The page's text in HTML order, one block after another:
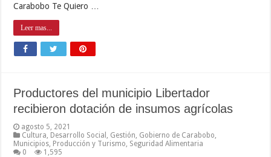
Carabobo Te Quiero …
Leer mas...
Productores del municipio Libertador
recibieron dotación de insumos agrícolas
agosto 5, 2021
Cultura Desarrollo Social Gestión Gobierno de Carabobo
Municipios Producción y Turismo Seguridad Alimentaria
0
1,595